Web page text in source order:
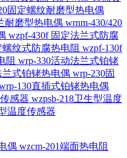
固定螺纹耐磨型热电偶
耐磨型热电偶 wrnm-430/420
wzpf-430f 固定法兰式防腐
纹式防腐热电阻 wzpf-130f
阻 wrp-330活动法兰式铂铑
兰式铂铑热电偶 wrp-230固
130直插式铂铑热电偶
感器 wzpsb-218卫生型温度
温度传感器
偶 wzcm-201端面热电阻